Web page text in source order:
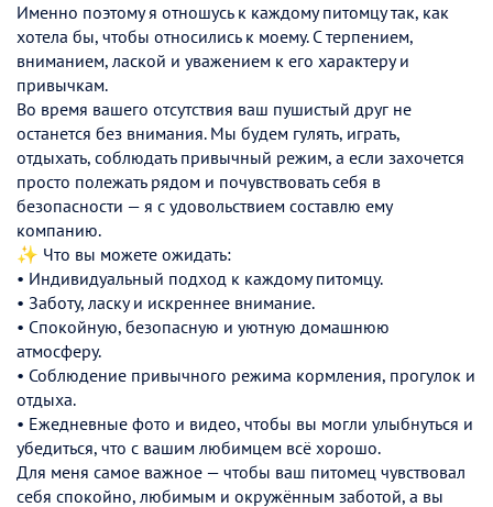
Именно поэтому я отношусь к каждому питомцу так, как
хотела бы, чтобы относились к моему. С терпением,
вниманием, лаской и уважением к его характеру и
привычкам.
Во время вашего отсутствия ваш пушистый друг не
останется без внимания. Мы будем гулять, играть,
отдыхать, соблюдать привычный режим, а если захочется
просто полежать рядом и почувствовать себя в
безопасности — я с удовольствием составлю ему
компанию.
✨ Что вы можете ожидать:
• Индивидуальный подход к каждому питомцу.
• Заботу, ласку и искреннее внимание.
• Спокойную, безопасную и уютную домашнюю
атмосферу.
• Соблюдение привычного режима кормления, прогулок и
отдыха.
• Ежедневные фото и видео, чтобы вы могли улыбнуться и
убедиться, что с вашим любимцем всё хорошо.
Для меня самое важное — чтобы ваш питомец чувствовал
себя спокойно, любимым и окружённым заботой, а вы